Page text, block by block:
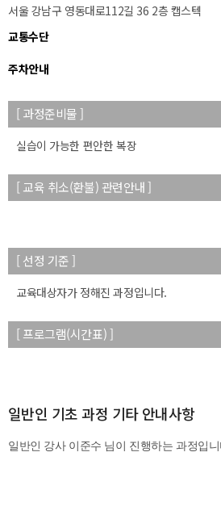
서울 강남구 영동대로112길 36 2층 캡스텍
교통수단
주차안내
[ 과정준비물 ]
실습이 가능한 편안한 복장
[ 교육 취소(환불) 관련안내 ]
[ 선정 기준 ]
교육대상자가 정해진 과정입니다.
[ 프로그램(시간표) ]
일반인 기초 과정 기타 안내사항